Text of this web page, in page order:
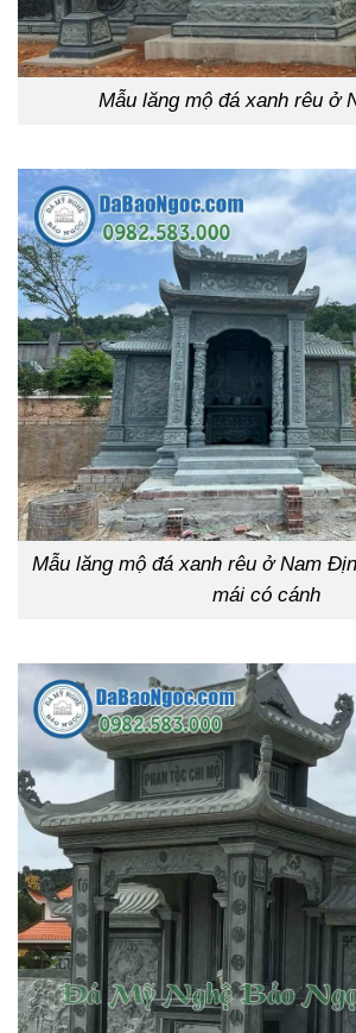
Mẫu lăng mộ đá xanh rêu ở
Mẫu lăng mộ đá xanh rêu ở Nam
mái có cánh